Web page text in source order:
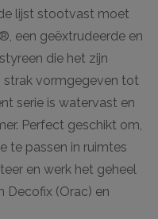
lijst stootvast moet
een geëxtrudeerde en
die het zijn
strak vormgegeven tot
serie is watervast en
Perfect geschikt om,
te passen in ruimtes
en werk het geheel
Decofix (Orac) en